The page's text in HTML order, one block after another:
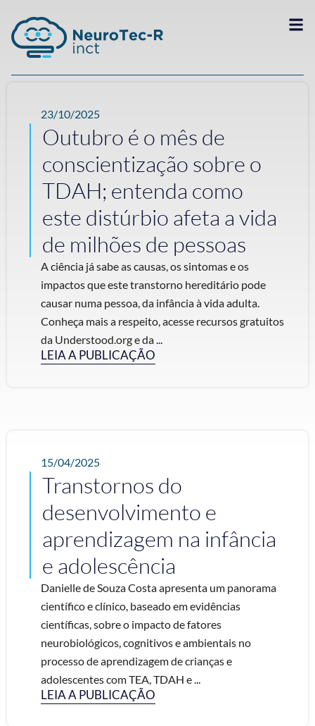
23/10/2025
Outubro é o mês de
conscientização sobre o
TDAH; entenda como
este distúrbio afeta a vida
de milhões de pessoas
A ciência já sabe as causas, os sintomas e os
impactos que este transtorno hereditário pode
causar numa pessoa, da infância à vida adulta.
Conheça mais a respeito, acesse recursos gratuitos
da Understood.org e da ...
LEIA A PUBLICAÇÃO
15/04/2025
Transtornos do
desenvolvimento e
aprendizagem na infância
e adolescência
Danielle de Souza Costa apresenta um panorama
científico e clínico, baseado em evidências
científicas, sobre o impacto de fatores
neurobiológicos, cognitivos e ambientais no
processo de aprendizagem de crianças e
adolescentes com TEA, TDAH e ...
LEIA A PUBLICAÇÃO